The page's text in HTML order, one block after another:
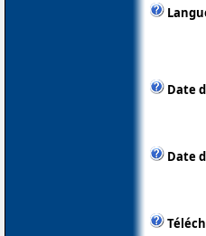
Date
Date